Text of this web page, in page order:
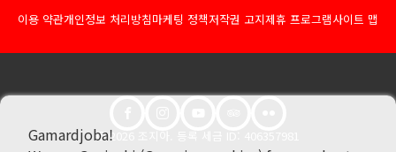
이용 약관개인정보 처리방침마케팅 정책저작권 고지제휴 프로그램사이트 맵
© 2026 조지아. 등록 세금 ID: 406357981
Gamardjoba!